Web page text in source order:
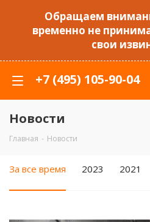
Обращаем
временно не
свои
+7 (495) 105-90-04
Новости
Главная - Новости
За все время 2023 2021